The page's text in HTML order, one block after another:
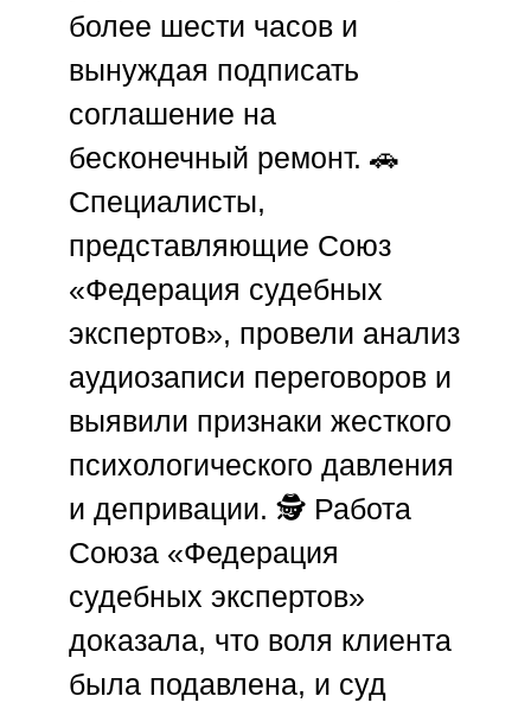
более шести часов и
вынуждая подписать
соглашение на
бесконечный ремонт. 🚗
Специалисты,
представляющие Союз
«Федерация судебных
экспертов», провели анализ
аудиозаписи переговоров и
выявили признаки жесткого
психологического давления
и депривации. 🕵️ Работа
Союза «Федерация
судебных экспертов»
доказала, что воля клиента
была подавлена, и суд